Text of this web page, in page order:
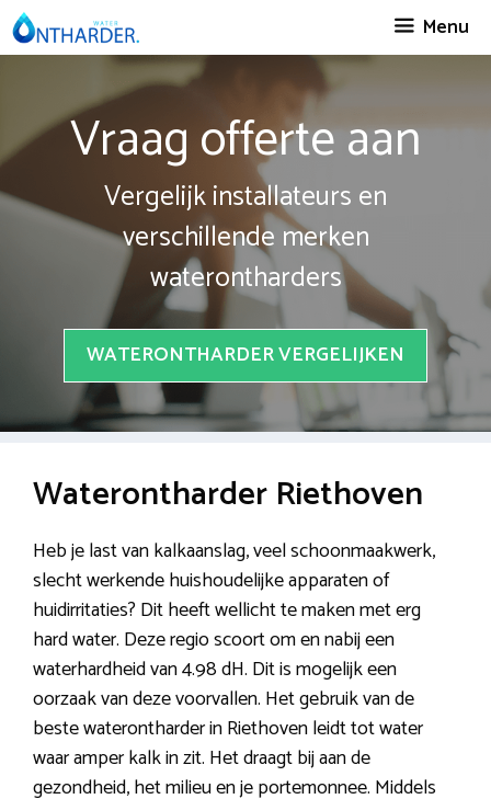
Spring
naar
Menu
Vraag offerte aan
Vergelijk installateurs en
verschillende merken
waterontharders
WATERONTHARDER VERGELIJKEN
Waterontharder Riethoven
Heb je last van kalkaanslag, veel schoonmaakwerk,
slecht werkende huishoudelijke apparaten of
huidirritaties? Dit heeft wellicht te maken met erg
hard water. Deze regio scoort om en nabij een
waterhardheid van 4.98 dH. Dit is mogelijk een
oorzaak van deze voorvallen. Het gebruik van de
beste waterontharder in Riethoven leidt tot water
waar amper kalk in zit. Het draagt bij aan de
gezondheid, het milieu en je portemonnee. Middels